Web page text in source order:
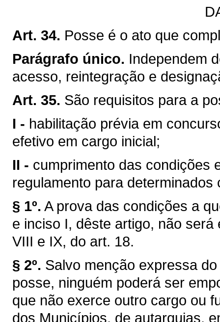
Art. 34. Posse é o ato que
Parágrafo único. Independem
acesso, reintegração e
Art. 35. São requisitos para a
I - habilitação prévia em
efetivo em cargo inicial;
II - cumprimento das condições
regulamento para
§ 1º. A prova das condições a
e inciso I, dêste artigo, não
VIII e IX, do art. 18.
§ 2º. Salvo menção expressa
posse, ninguém poderá ser
que não exerce outro cargo ou
dos Municípios, de autarquias,